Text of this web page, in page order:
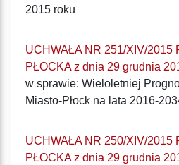
2015 roku
UCHWAŁA NR 251/XIV/2015
PŁOCKA z dnia 29 grudnia
w sprawie: Wieloletniej
Miasto-Płock na lata 2016-
UCHWAŁA NR 250/XIV/2015
PŁOCKA z dnia 29 grudnia